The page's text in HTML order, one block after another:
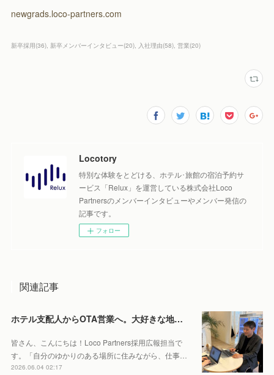
newgrads.loco-partners.com
新卒採用(36) 新卒メンバーインタビュー(20) 入社理由(58) 営業(20)
Locotory
特別な体験をとどける、ホテル･旅館の宿泊予約サ
ービス「Relux」を運営している株式会社Loco
Partnersのメンバーインタビューやメンバー発信の
記事です。
フォロー
関連記事
ホテル支配人からOTA営業へ。大好きな地元・北海道で働くやりがいとは。
皆さん、こんにちは！Loco Partners採用広報担当で
す。「自分のゆかりのある場所に住みながら、仕事…
2026.06.04 02:17